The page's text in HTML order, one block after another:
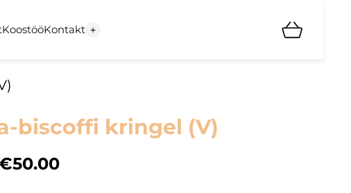
KoostööKontakt +
biscoffi kringel (V)